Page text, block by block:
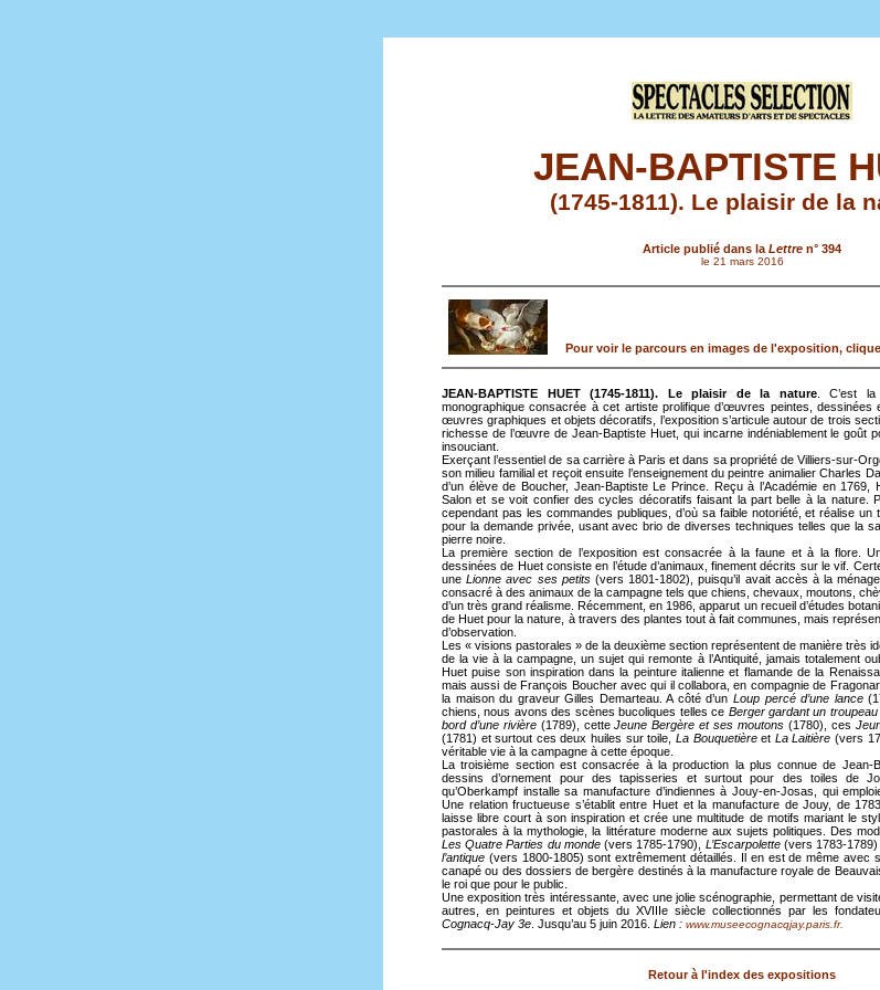
JEAN-BAPTISTE
(1745-1811). Le plaisir de la
Article publié dans laLettre n° 394
le 21 mars 2016
Pour voir le parcours en images de l'exposition,
JEAN-BAPTISTE HUET (1745-1811). Le plaisir de la nature. C’est la
monographique consacrée à cet artiste prolifique d’œuvres peintes, dessinées
œuvres graphiques et objets décoratifs, l’exposition s’articule autour de trois
richesse de l’œuvre de Jean-Baptiste Huet, qui incarne indéniablement le goût
insouciant.
Exerçant l’essentiel de sa carrière à Paris et dans sa propriété de Villiers-sur-
son milieu familial et reçoit ensuite l’enseignement du peintre animalier Charles
d’un élève de Boucher, Jean-Baptiste Le Prince. Reçu à l’Académie en 1769,
Salon et se voit confier des cycles décoratifs faisant la part belle à la nature.
cependant pas les commandes publiques, d’où sa faible notoriété, et réalise
pour la demande privée, usant avec brio de diverses techniques telles que la
pierre noire.
La première section de l’exposition est consacrée à la faune et à la flore.
dessinées de Huet consiste en l’étude d’animaux, finement décrits sur le vif.
uneLionne avec ses petits(vers 1801-1802), puisqu’il avait accès à la
consacré à des animaux de la campagne tels que chiens, chevaux, moutons,
d’un très grand réalisme. Récemment, en 1986, apparut un recueil d’études
de Huet pour la nature, à travers des plantes tout à fait communes, mais
d’observation.
Les « visions pastorales » de la deuxième section représentent de manière très
de la vie à la campagne, un sujet qui remonte à l’Antiquité, jamais totalement
Huet puise son inspiration dans la peinture italienne et flamande de la
mais aussi de François Boucher avec qui il collabora, en compagnie de
la maison du graveur Gilles Demarteau. A côté d’un Loup percé d’une lance
chiens, nous avons des scènes bucoliques telles ce Berger gardant un troupeau
bord d’une rivière(1789), cetteJeune Bergère et ses moutons (1780), ces
(1781) et surtout ces deux huiles sur toile, La Bouquetièreet La Laitière (vers
véritable vie à la campagne à cette époque.
La troisième section est consacrée à la production la plus connue de Jean-
dessins d’ornement pour des tapisseries et surtout pour des toiles de
qu’Oberkampf installe sa manufacture d’indiennes à Jouy-en-Josas, qui
Une relation fructueuse s’établit entre Huet et la manufacture de Jouy, de
laisse libre court à son inspiration et crée une multitude de motifs mariant le
pastorales à la mythologie, la littérature moderne aux sujets politiques. Des
Les Quatre Parties du monde(vers 1785-1790), L’Escarpolette(vers 1783-
l’antique (vers 1800-1805) sont extrêmement détaillés. Il en est de même avec
canapé ou des dossiers de bergère destinés à la manufacture royale de
le roi que pour le public.
Une exposition très intéressante, avec une jolie scénographie, permettant de
autres, en peintures et objets du XVIIIe siècle collectionnés par les
Cognacq-Jay 3e. Jusqu’au 5 juin 2016. Lien : www.museecognacqjay.paris.fr.
Retour à l'index des expositions